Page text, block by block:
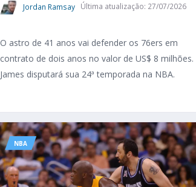
Jordan Ramsay Última atualização: 27/07/2026
O astro de 41 anos vai defender os 76ers em
contrato de dois anos no valor de US$ 8 milhões.
James disputará sua 24ª temporada na NBA.
NBA